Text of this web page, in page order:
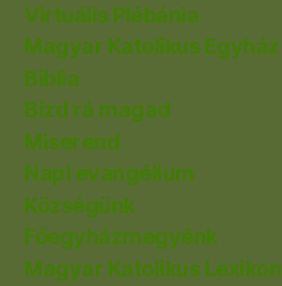
Virtuális Plébánia
Magyar Katolikus Egyház
Biblia
Bízd rá magad
Miserend
Napi evangélium
Községünk
Főegyházmegyénk
Magyar Katolikus Lexikon